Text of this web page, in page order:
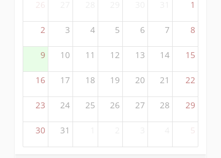
26 1
2 3 4 5 6 7 8
9 10 11 12 13 14 15
16 17 18 19 20 21 22
23 24 25 26 27 28 29
30 31 5